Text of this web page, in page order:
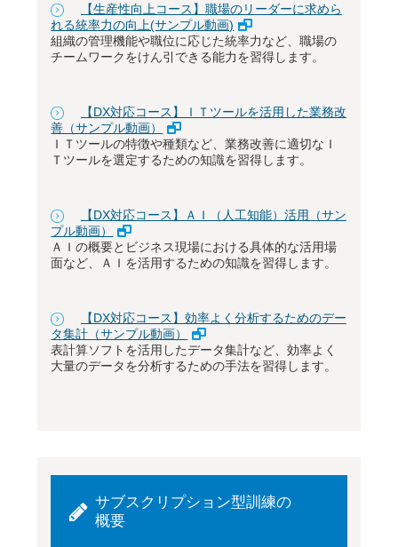
【生産性向上コース】職場のリーダーに求めら
れる統率力の向上(サンプル動画)
組織の管理機能や職位に応じた統率力など、職場の
チームワークをけん引できる能力を習得します。
【DX対応コース】ＩＴツールを活用した業務改
善（サンプル動画）
ＩＴツールの特徴や種類など、業務改善に適切なＩ
Ｔツールを選定するための知識を習得します。
【DX対応コース】ＡＩ（人工知能）活用（サン
プル動画）
ＡＩの概要とビジネス現場における具体的な活用場
面など、ＡＩを活用するための知識を習得します。
【DX対応コース】効率よく分析するためのデー
タ集計（サンプル動画）
表計算ソフトを活用したデータ集計など、効率よく
大量のデータを分析するための手法を習得します。
サブスクリプション型訓練の
概要